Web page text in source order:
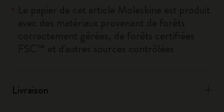
Livraison